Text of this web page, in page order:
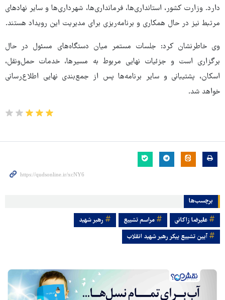
دارد. وزارت کشور، استانداری‌ها، فرمانداری‌ها، شهرداری‌ها و سایر نهادهای
مرتبط نیز در حال همکاری و برنامه‌ریزی برای مدیریت این رویداد هستند.
وی خاطرنشان کرد: جلسات مستمر میان دستگاه‌های مسئول در حال
برگزاری است و جزئیات نهایی مربوط به مسیرها، خدمات حمل‌ونقل،
اسکان، پشتیبانی و سایر برنامه‌ها پس از جمع‌بندی نهایی اطلاع‌رسانی
خواهد شد.
برچسب‌ها
علیرضا زاکانی مراسم تشییع
رهبر شهید
آیین تشییع پیکر رهبر شهید انقلاب